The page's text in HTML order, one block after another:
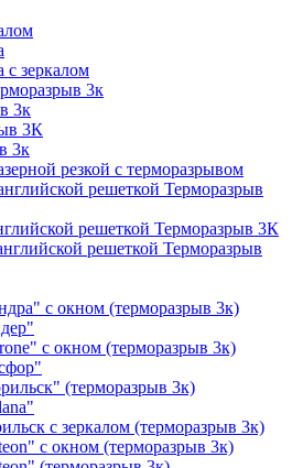
с зеркалом
3к
3к
3К
3к
резкой с терморазрывом
решеткой Терморазрыв
решеткой Терморазрыв 3К
решеткой Терморазрыв
с окном (терморазрыв 3к)
с окном (терморазрыв 3к)
(терморазрыв 3к)
с зеркалом (терморазрыв 3к)
с окном (терморазрыв 3к)